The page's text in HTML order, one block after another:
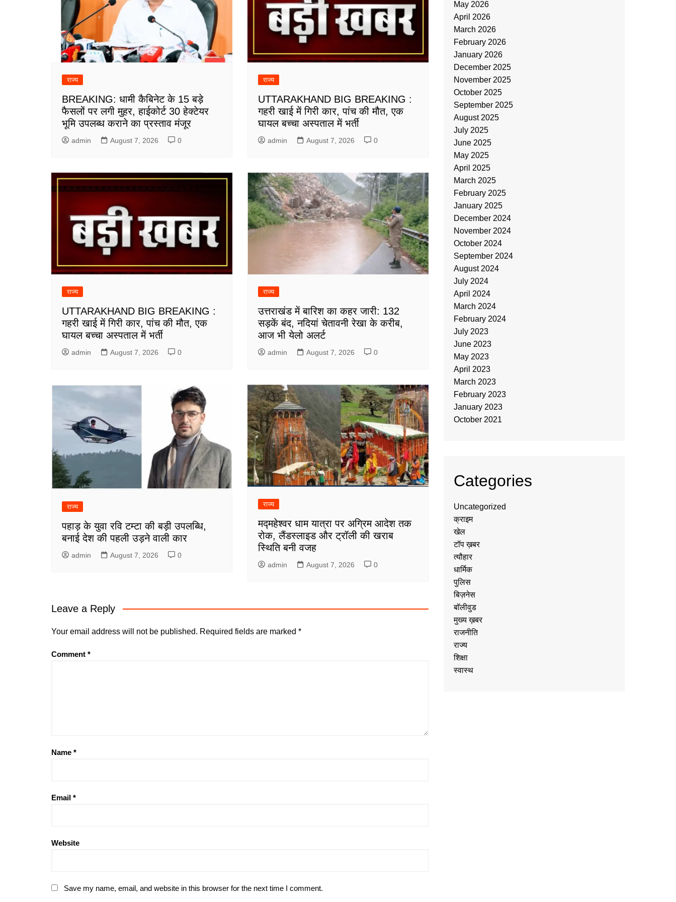
राज्य
BREAKING: धामी कैबिनेट के 15 बड़े
फैसलों पर लगी मुहर, हाईकोर्ट 30 हेक्टेयर
भूमि उपलब्ध कराने का प्रस्ताव मंजूर
admin August 7, 2026 0
राज्य
UTTARAKHAND BIG BREAKING :
गहरी खाई में गिरी कार, पांच की मौत, एक
घायल बच्चा अस्पताल में भर्ती
admin August 7, 2026 0
राज्य
UTTARAKHAND BIG BREAKING :
गहरी खाई में गिरी कार, पांच की मौत, एक
घायल बच्चा अस्पताल में भर्ती
admin August 7, 2026 0
राज्य
उत्तराखंड में बारिश का कहर जारी: 132
सड़कें बंद, नदियां चेतावनी रेखा के करीब,
आज भी येलो अलर्ट
admin August 7, 2026 0
राज्य
पहाड़ के युवा रवि टम्टा की बड़ी उपलब्धि,
बनाई देश की पहली उड़ने वाली कार
admin August 7, 2026 0
राज्य
मद्महेश्वर धाम यात्रा पर अग्रिम आदेश तक
रोक, लैंडस्लाइड और ट्रॉली की खराब
स्थिति बनी वजह
admin August 7, 2026 0
Leave a Reply
Your email address will not be published. Required fields are marked *
Comment *
Name *
Email *
Website
Save my name, email, and website in this browser for the next time I comment.
May 2026
April 2026
March 2026
February 2026
January 2026
December 2025
November 2025
October 2025
September 2025
August 2025
July 2025
June 2025
May 2025
April 2025
March 2025
February 2025
January 2025
December 2024
November 2024
October 2024
September 2024
August 2024
July 2024
April 2024
March 2024
February 2024
July 2023
June 2023
May 2023
April 2023
March 2023
February 2023
January 2023
October 2021
Categories
Uncategorized
क्राइम
खेल
टॉप ख़बर
त्यौहार
धार्मिक
पुलिस
बिज़नेस
बॉलीवुड
मुख्य ख़बर
राजनीति
राज्य
शिक्षा
स्वास्थ